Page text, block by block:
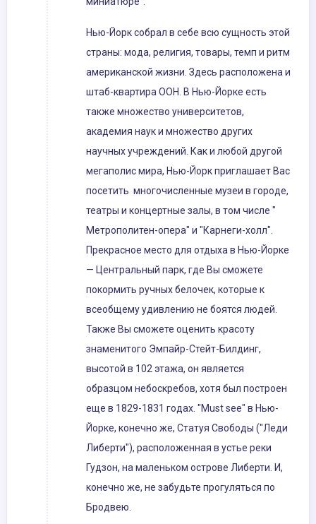
Нью-Йорк собрал в себе всю сущность этой
страны: мода, религия, товары, темп и ритм
американской жизни. Здесь расположена и
штаб-квартира ООН. В Нью-Йорке есть
также множество университетов,
академия наук и множество других
научных учреждений. Как и любой другой
мегаполис мира, Нью-Йорк приглашает Вас
посетить многочисленные музеи в городе,
театры и концертные залы, в том числе "
Метрополитен-опера" и "Карнеги-холл".
Прекрасное место для отдыха в Нью-Йорке
— Центральный парк, где Вы сможете
покормить ручных белочек, которые к
всеобщему удивлению не боятся людей.
Также Вы сможете оценить красоту
знаменитого Эмпайр-Стейт-Билдинг,
высотой в 102 этажа, он является
образцом небоскребов, хотя был построен
еще в 1829-1831 годах. "Must see" в Нью-
Йорке, конечно же, Статуя Свободы ("Леди
Либерти"), расположенная в устье реки
Гудзон, на маленьком острове Либерти. И,
конечно же, не забудьте прогуляться по
Бродвею.